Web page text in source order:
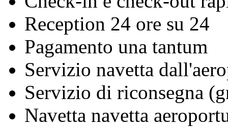
Reception 24 ore su 24
Pagamento una tantum
Servizio navetta
Servizio di riconsegna
Navetta navetta